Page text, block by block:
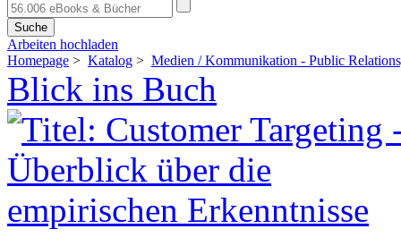
Suche
Arbeiten hochladen
Homepage > Katalog > Medien / Kommunikation - Public
Blick ins Buch